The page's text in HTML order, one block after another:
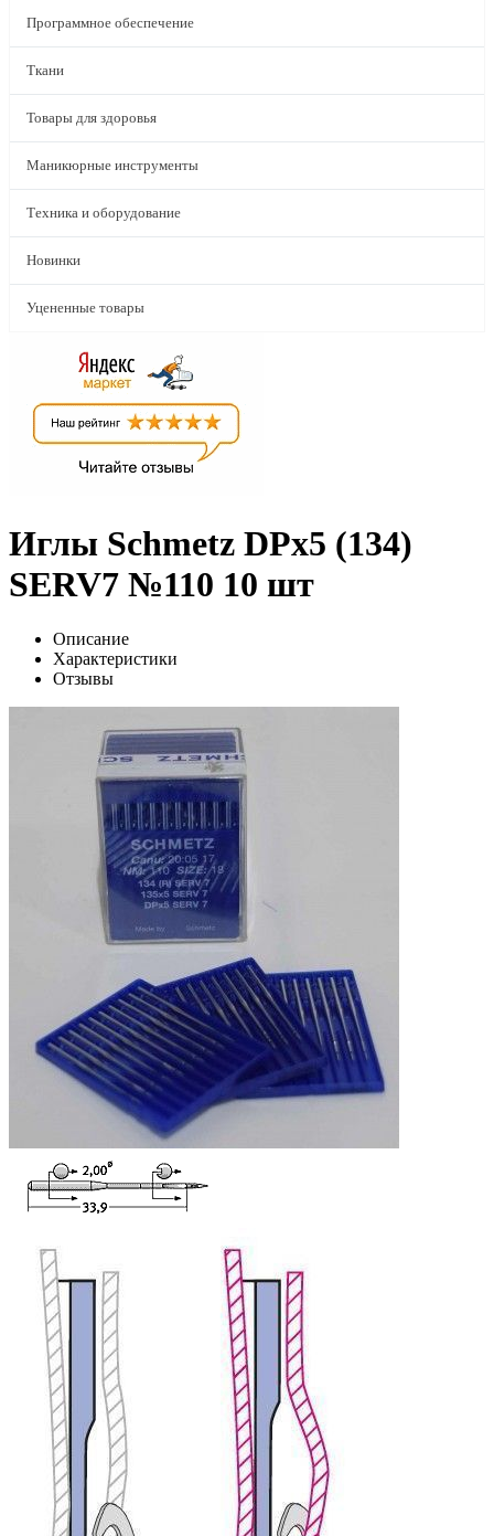
Программное обеспечение
Ткани
Товары для здоровья
Маникюрные инструменты
Техника и оборудование
Новинки
Уцененные товары
Иглы Schmetz DPx5 (134)
SERV7 №110 10 шт
Описание
Характеристики
Отзывы